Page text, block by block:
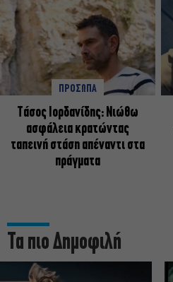
ΠΡΟΣΩΠΑ
Tάσος Ιορδανίδης: Νιώθω
ασφάλεια κρατώντας
ταπεινή στάση απέναντι στα
πράγματα
Τα πιο Δημοφιλή